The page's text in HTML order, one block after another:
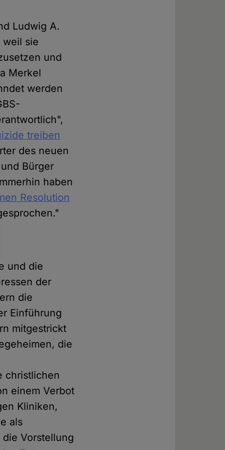
Ludwig A.
sie
und
Merkel
werden
treiben
des neuen
Bürger
haben
Resolution
und die
der
die
Einführung
mitgestrickt
die
christlichen
einem Verbot
Kliniken,
als
Vorstellung